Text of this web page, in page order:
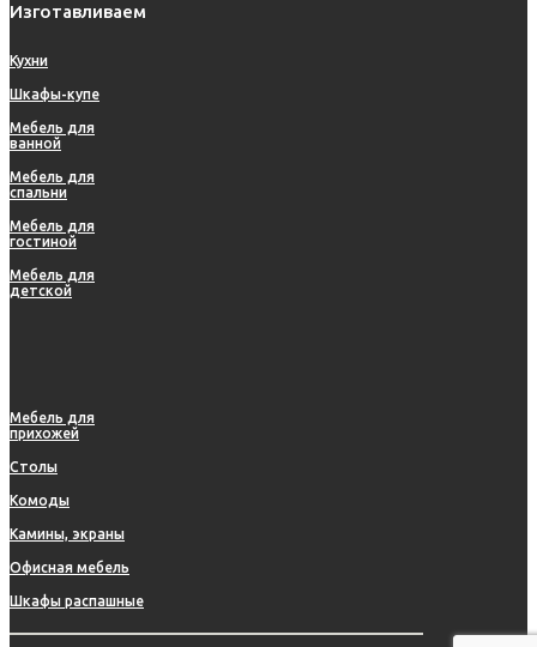
Изготавливаем
Кухни
Шкафы-купе
Мебель для
ванной
Мебель для
спальни
Мебель для
гостиной
Мебель для
детской
Мебель для
прихожей
Столы
Комоды
Камины, экраны
Офисная мебель
Шкафы распашные